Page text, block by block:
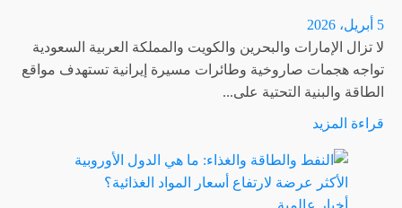
يفتح
آفاقاً
تجارية
5 أبريل، 2026
لا تزال الإمارات والبحرين والكويت والمملكة العربية السعودية
تواجه هجمات صاروخية وطائرات مسيرة إيرانية تستهدف مواقع
الطاقة والبنية التحتية على...
قراءة المزيد
عن
لا
أخبار عالمية